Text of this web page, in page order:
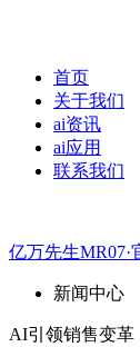
首页
关于我们
ai资讯
ai应用
联系我们
亿万先生MR07·
新闻中心
AI引领销售变革